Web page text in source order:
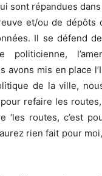
sont répandues dans
et/ou de dépôts
Il se défend
politicienne,
avons mis en place
de la ville,
refaire les
‘les routes, c’est
rien fait pour